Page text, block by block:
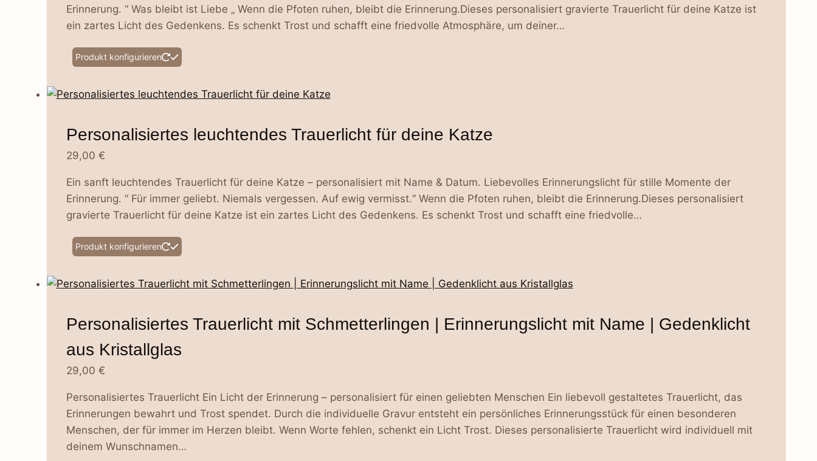
auf
der
Erinnerung. “ Was bleibt ist Liebe „ Wenn die Pfoten ruhen, bleibt die Erinnerung.Dieses personalisiert gravierte Trauerlicht für deine Katze ist
ein zartes Licht des Gedenkens. Es schenkt Trost und schafft eine friedvolle Atmosphäre, um deiner…
Produkt konfigurieren
Dieses
Produkt
mehrere
auf.
können
auf
der
Personalisiertes leuchtendes Trauerlicht für deine Katze
29,00 €
Ein sanft leuchtendes Trauerlicht für deine Katze – personalisiert mit Name & Datum. Liebevolles Erinnerungslicht für stille Momente der
Erinnerung. “ Für immer geliebt. Niemals vergessen. Auf ewig vermisst.“ Wenn die Pfoten ruhen, bleibt die Erinnerung.Dieses personalisiert
gravierte Trauerlicht für deine Katze ist ein zartes Licht des Gedenkens. Es schenkt Trost und schafft eine friedvolle…
Produkt konfigurieren
Dieses
Produkt
mehrere
auf.
Optionen
der
Produktseite
gewählt
werden
Personalisiertes Trauerlicht mit Schmetterlingen | Erinnerungslicht mit Name | Gedenklicht
aus Kristallglas
29,00 €
Personalisiertes Trauerlicht Ein Licht der Erinnerung – personalisiert für einen geliebten Menschen Ein liebevoll gestaltetes Trauerlicht, das
Erinnerungen bewahrt und Trost spendet. Durch die individuelle Gravur entsteht ein persönliches Erinnerungsstück für einen besonderen
Menschen, der für immer im Herzen bleibt. Wenn Worte fehlen, schenkt ein Licht Trost. Dieses personalisierte Trauerlicht wird individuell mit
deinem Wunschnamen…